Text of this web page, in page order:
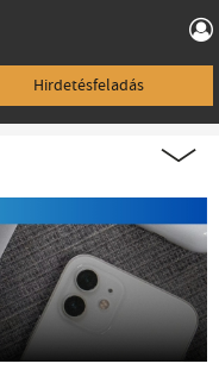
Hirdetésfeladás